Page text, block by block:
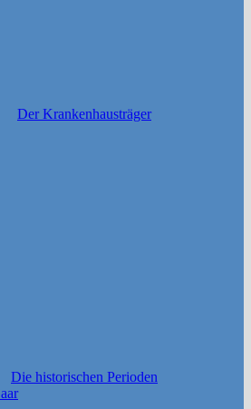
Der Krankenhausträger
Die historischen Perioden